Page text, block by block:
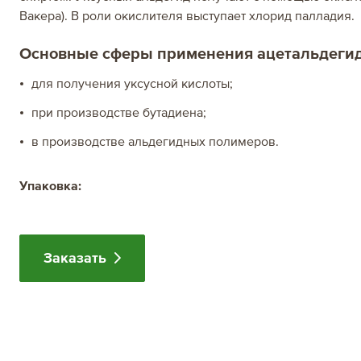
Португалия
Испания
Вакера). В роли окислителя выступает хлорид палладия.
Основные сферы применения
для получения уксусной кислоты;
при производстве бутадиена;
в производстве альдегидных полимеров.
Упаковка:
Заказать